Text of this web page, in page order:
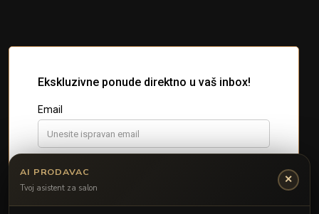
AI PRODAVAC
Tvoj asistent za salon
✕